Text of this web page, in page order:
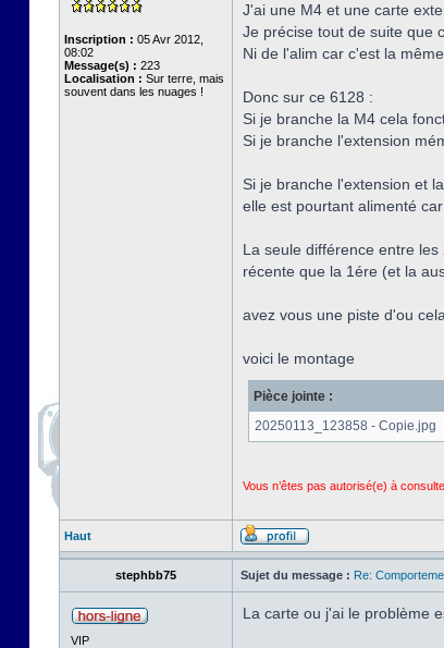
Inscription : 05 Avr 2012,
08:02
Message(s) : 223
Localisation : Sur terre, mais
souvent dans les nuages !
J'ai une M4 et une carte
Je précise tout de suite que
Ni de l'alim car c'est la
Donc sur ce 6128 :
Si je branche la M4 cela
Si je branche l'extension
Si je branche l'extension et
elle est pourtant alimenté
La seule différence entre
récente que la 1ére (et la
avez vous une piste d'ou
voici le montage
Pièce jointe :
20250113_123858 - Copie.jpg
Vous n’êtes pas autorisé(e) à
Haut
stephbb75 Sujet du message : Re:
VIP
La carte ou j'ai le problème